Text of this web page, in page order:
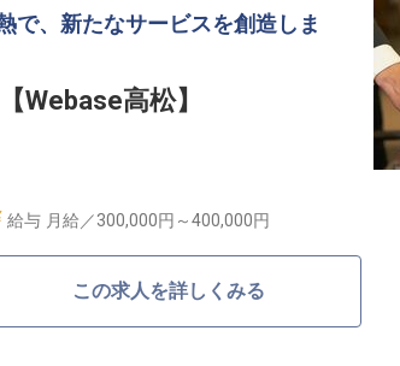
Webase高松】
で、新たなサービスを創造しま
ため、レストランホールマネージャ
供していただきます。
給与 月給／300,000円～400,000円
この求人を詳しくみる